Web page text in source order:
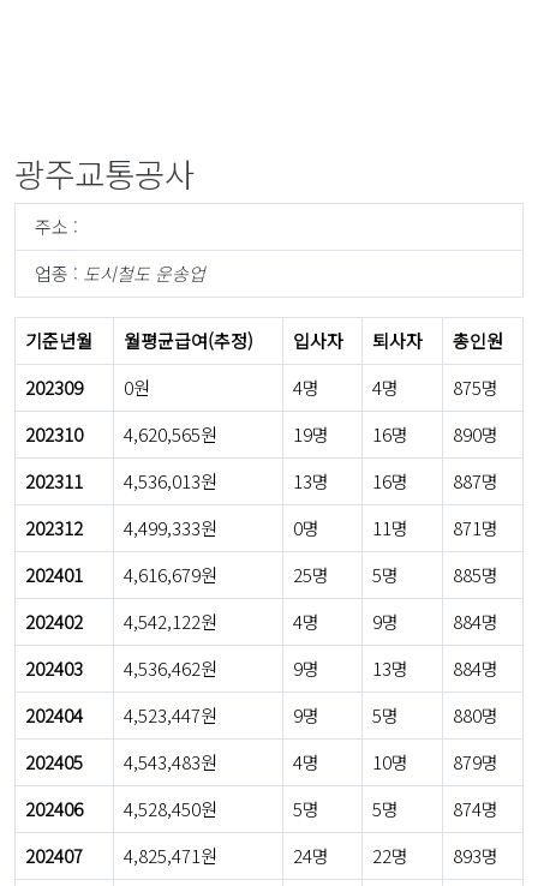
광주교통공사
주소 :
업종 : 도시철도 운송업
기준년월 월평균급여(추정) 입사자 퇴사자
총인원
202309
0원 4명 4명
875명
202310
4,620,565원 19명 16명
890명
202311
4,536,013원 13명 16명
887명
202312
4,499,333원 0명 11명
871명
202401
4,616,679원 25명 5명
885명
202402
4,542,122원 4명 9명
884명
202403
4,536,462원 9명 13명
884명
202404
4,523,447원 9명 5명
880명
202405
4,543,483원 4명 10명
879명
202406
4,528,450원 5명 5명
874명
202407
4,825,471원 24명 22명
893명